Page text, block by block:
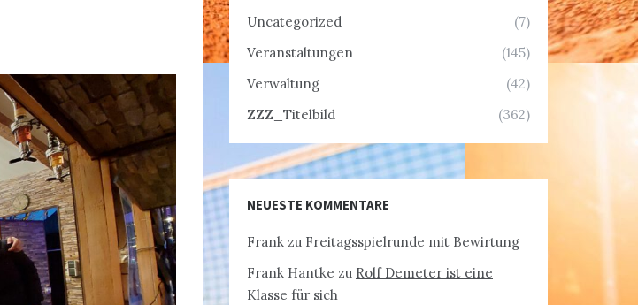
Uncategorized
(7)
Veranstaltungen
(145)
Verwaltung
(42)
ZZZ_Titelbild
(362)
NEUESTE KOMMENTARE
Frank zu Freitagsspielrunde mit Bewirtung
Frank Hantke zu Rolf Demeter ist eine
Klasse für sich